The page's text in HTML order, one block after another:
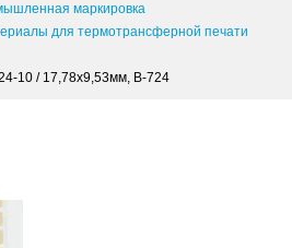
маркировка
для термотрансферной печати
10 / 17,78x9,53мм, B-724